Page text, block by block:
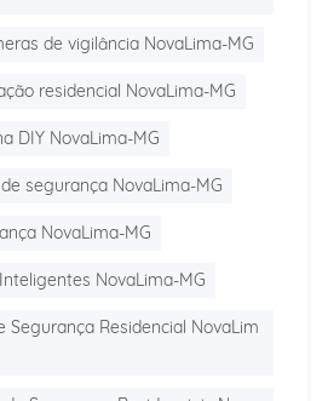
de vigilância NovaLima-MG
residencial NovaLima-MG
DIY NovaLima-MG
segurança NovaLima-MG
NovaLima-MG
NovaLima-MG
Segurança Residencial NovaLim